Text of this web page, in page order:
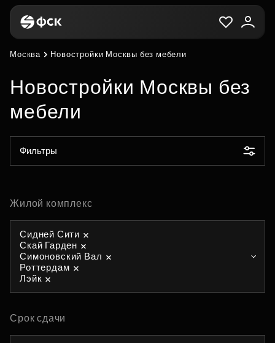
Москва Новостройки Москвы без мебели
Новостройки Москвы без
мебели
Фильтры
Жилой комплекс
Сидней Сити
Скай Гарден
Симоновский Вал
Роттердам
Лэйк
Срок сдачи